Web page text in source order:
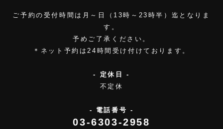
ご予約の受付時間は月～日（13時～23時半）迄となりま
す。
予めご了承ください。
＊ネット予約は24時間受け付けております。
- 定休日 -
不定休
- 電話番号 -
03-6303-2958